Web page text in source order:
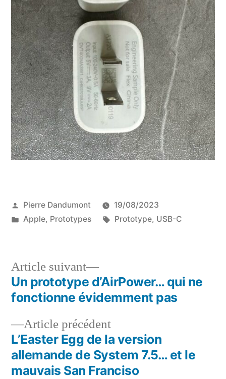
Publié
par
Pierre Dandumont
19/08/2023
Publié
Apple, Prototypes Étiquettes :
Prototype, USB-C
Navigation
l’article
Article précédentArticle
précédent :
L’Easter Egg de la version
allemande de System 7.5… et le
mauvais San Franciso
Article suivant
Article
suivant :
Un prototype d’AirPower… qui ne
fonctionne évidemment pas